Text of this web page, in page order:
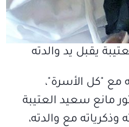
يقبل يد والدته
مع "كل الأسرة"،
مانع سعيد العتيبة
مع والدته،